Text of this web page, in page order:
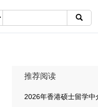
推荐阅读